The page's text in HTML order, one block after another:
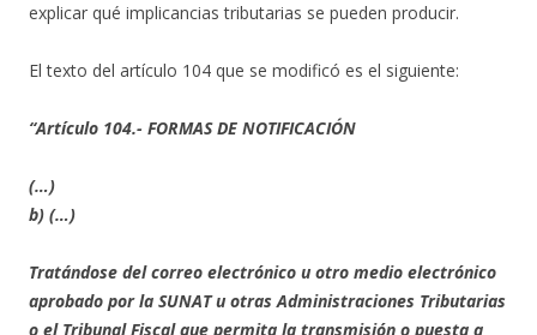
explicar qué implicancias tributarias se pueden producir.
El texto del artículo 104 que se modificó es el siguiente:
“Artículo 104.- FORMAS DE NOTIFICACIÓN
(…)
b) (…)
Tratándose del correo electrónico u otro medio electrónico
aprobado por la SUNAT u otras Administraciones Tributarias
o el Tribunal Fiscal que permita la transmisión o puesta a